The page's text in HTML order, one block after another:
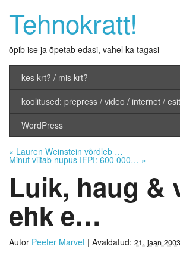
Tehnokratt!
õpib ise ja õpetab edasi, vahel ka tagasi
kes krt? / mis krt?
koolitused: prepress / video / internet /
WordPress
« Lauren Weinstein võrdleb …
Minut viitab nupus IFPI: 600 000… »
Luik, haug &
ehk e…
Autor Peeter Marvet | Avaldatud: 21. jaan 2003